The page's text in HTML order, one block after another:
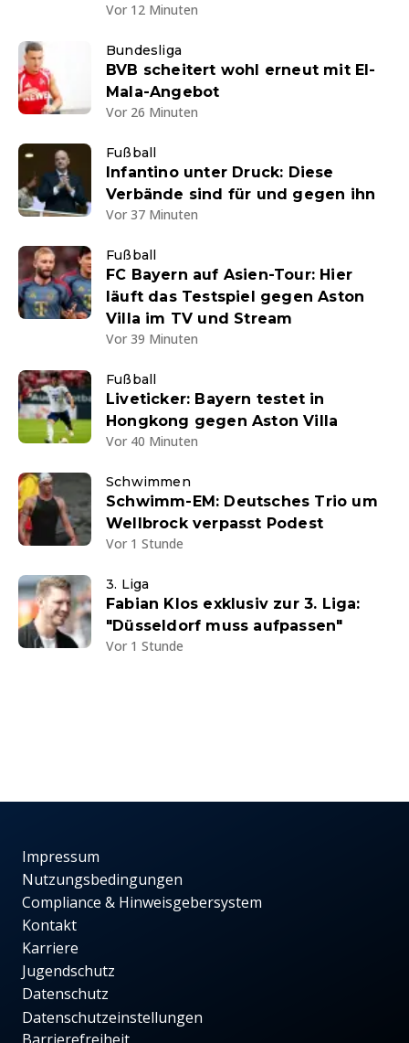
Vor 12 Minuten
Bundesliga
BVB scheitert wohl erneut mit El-
Mala-Angebot
Vor 26 Minuten
Fußball
Infantino unter Druck: Diese
Verbände sind für und gegen ihn
Vor 37 Minuten
Fußball
FC Bayern auf Asien-Tour: Hier
läuft das Testspiel gegen Aston
Villa im TV und Stream
Vor 39 Minuten
Fußball
Liveticker: Bayern testet in
Hongkong gegen Aston Villa
Vor 40 Minuten
Schwimmen
Schwimm-EM: Deutsches Trio um
Wellbrock verpasst Podest
Vor 1 Stunde
3. Liga
Fabian Klos exklusiv zur 3. Liga:
"Düsseldorf muss aufpassen"
Vor 1 Stunde
Impressum
Nutzungsbedingungen
Compliance & Hinweisgebersystem
Kontakt
Karriere
Jugendschutz
Datenschutz
Datenschutzeinstellungen